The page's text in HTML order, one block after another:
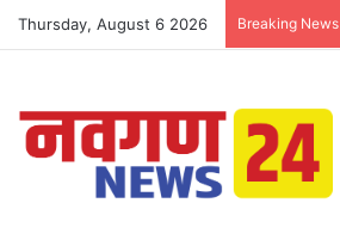
Thursday, August 6 2026 Breaking News